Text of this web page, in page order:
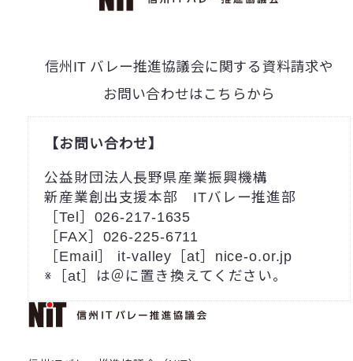
信州IT バレー推進協議会に関する資料請求や
お問い合わせはこちらから
【お問い合わせ】
公益財団法人長野県産業振興機構
新産業創出支援本部 ITバレー推進部
［Tel］026-217-1635
［FAX］026-225-6711
［Email］ it-valley［at］nice-o.or.jp
※［at］は＠に置き換えてください。